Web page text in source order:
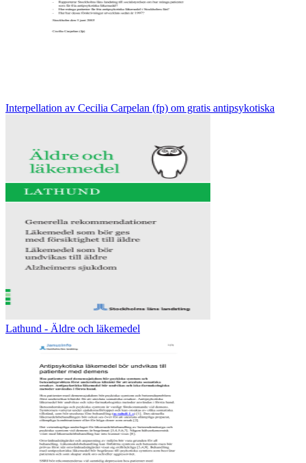
Interpellation av Cecilia Carpelan (fp) om gratis antipsykotiska
Lathund - Äldre och läkemedel